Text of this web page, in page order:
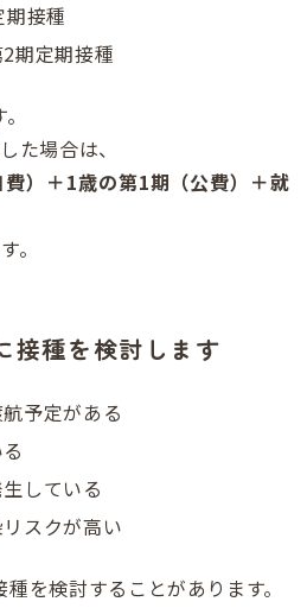
接種
期定期接種
た場合は、
費）＋1歳の第1期（公費）＋就
。
接種を検討します
予定がある
している
スクが高い
を検討することがあります。